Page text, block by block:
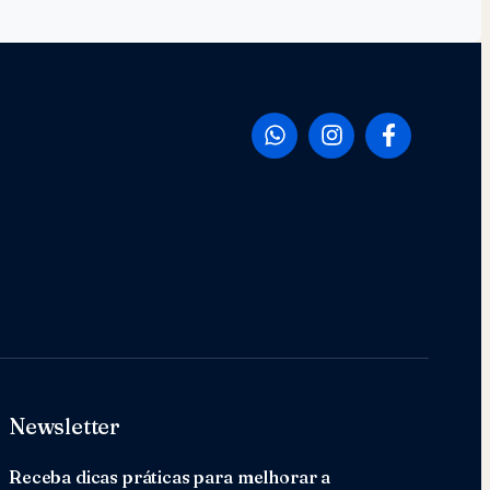
Newsletter
Receba dicas práticas para melhorar a